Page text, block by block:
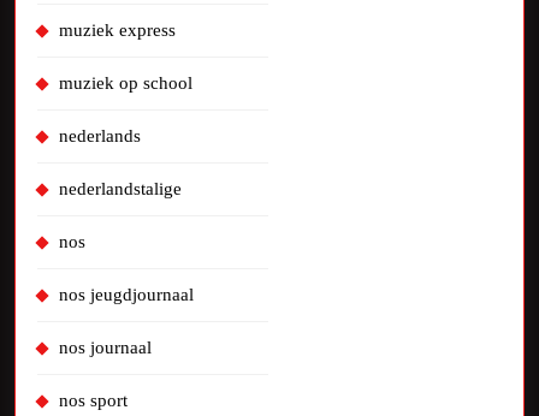
muziek express
muziek op school
nederlands
nederlandstalige
nos
nos jeugdjournaal
nos journaal
nos sport